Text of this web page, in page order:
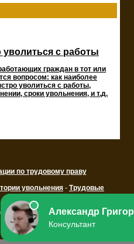
уволиться с работы
граждан в тот или
вопросом: как наиболее
уволиться с работы,
сроки увольнения, и т.д.
по трудовому праву
увольнения - Трудовые
системами ссылки на ресурс.